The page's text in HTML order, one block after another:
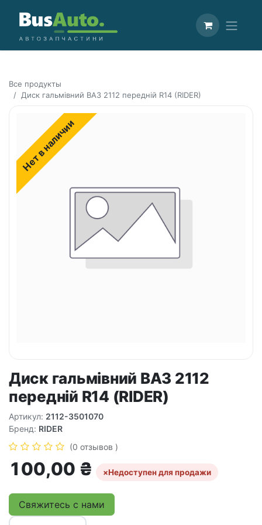
Все продукты
Диск гальмівний ВАЗ 2112 передній R14 (RIDER)
Нет в наличии
Диск гальмівний ВАЗ 2112
передній R14 (RIDER)
Артикул: 2112-3501070
Бренд: RIDER
(0 отзывов )
100,00 ₴ ×Недоступен для продажи
Свяжитесь с нами